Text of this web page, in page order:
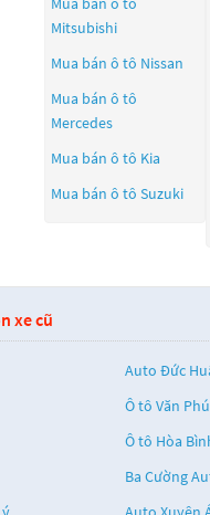
Mitsubishi
Mua bán ô tô Nissan
Mua bán ô tô
Mercedes
Mua bán ô tô Kia
Mua bán ô tô Suzuki
xe cũ
Auto Đức
Ô tô Văn Phú
Ô tô Hòa
Ba Cường